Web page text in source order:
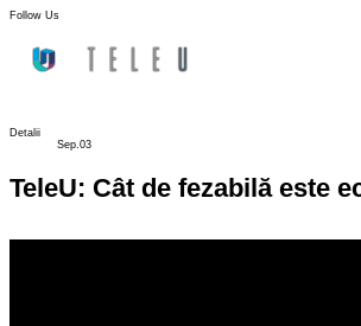
Follow Us
Detalii
Sep.03
TeleU: Cât de fezabilă este